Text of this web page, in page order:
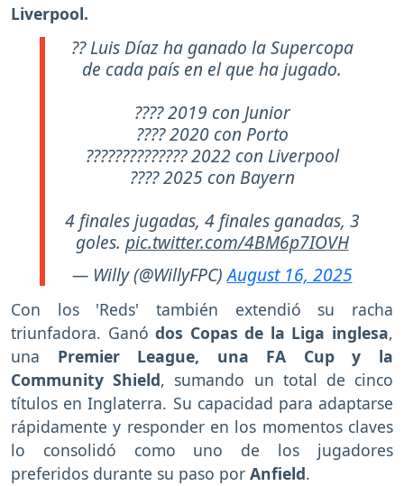
Liverpool.
?? Luis Díaz ha ganado la Supercopa
de cada país en el que ha jugado.
???? 2019 con Junior
???? 2020 con Porto
?????????????? 2022 con Liverpool
???? 2025 con Bayern
4 finales jugadas, 4 finales ganadas, 3
goles. pic.twitter.com/4BM6p7IOVH
— Willy (@WillyFPC)August 16, 2025
Con los 'Reds' también extendió su racha
triunfadora. Ganódos Copas de la Liga inglesa,
una Premier League, una FA Cup y la
Community Shield, sumando un total de cinco
títulos en Inglaterra. Su capacidad para adaptarse
rápidamente y responder en los momentos claves
lo consolidó como uno de los jugadores
preferidos durante su paso por Anfield.